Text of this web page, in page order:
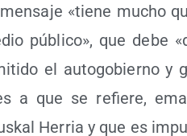
«tie­ne mucho
públi­co», que debe
el auto­go­bierno y
a que se refie­re,
Herria y que es